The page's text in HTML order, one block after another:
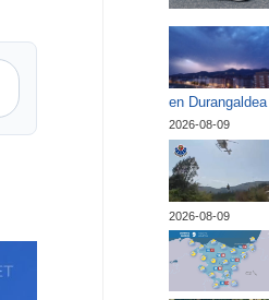
en Durangaldea
2026-08-09
2026-08-09